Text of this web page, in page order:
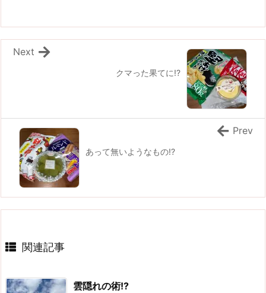
クマった果てに!?
Next
あって無いようなもの!?
Prev
関連記事
雲隠れの術!?